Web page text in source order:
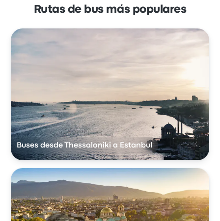
Rutas de bus más populares
Buses desde Thessaloniki a Estanbul